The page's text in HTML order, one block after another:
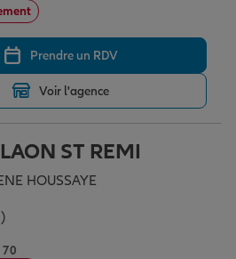
Prendre un RDV
Voir l'agence
ST REMI
HOUSSAYE
70